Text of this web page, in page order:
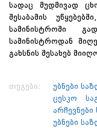
სადაც მუდმივად
შესაბამის
სამინისტროში
სამინისტროდან
გახსნის შესახებ
თეგები: უბნები
ცესკო
უბნები